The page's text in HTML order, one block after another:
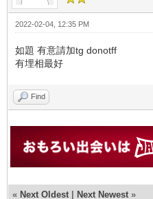
2022-02-04, 12:35 PM
如題 有意請加tg donotff
有埋相最好
Find
« Next Oldest | Next Newest »